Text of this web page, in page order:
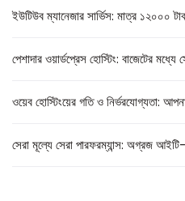
ইউটিউব ম্যানেজার সার্ভিস: মাত্র ১২০০০
পেশাদার ওয়ার্ডপ্রেস হোস্টিং: বাজেটের মধ্যে
ওয়েব হোস্টিংয়ের গতি ও নির্ভরযোগ্যতা:
সেরা মূল্যে সেরা পারফরম্যান্স: অগ্রজ আইটি-